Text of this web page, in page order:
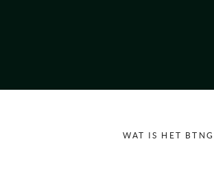
WAT IS HET